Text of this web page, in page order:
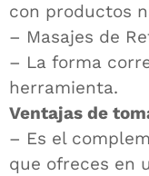
con productos
– Masajes de
– La forma
herramienta.
Ventajas de
– Es el
que ofreces en